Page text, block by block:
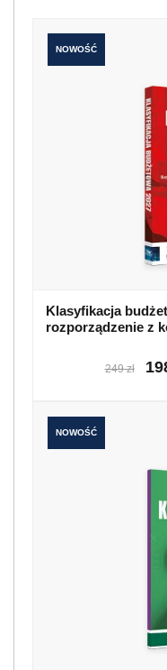
Klasyfikacja
rozporządzenie z
Kontrola PIP.
Wykonywanie
umowy-